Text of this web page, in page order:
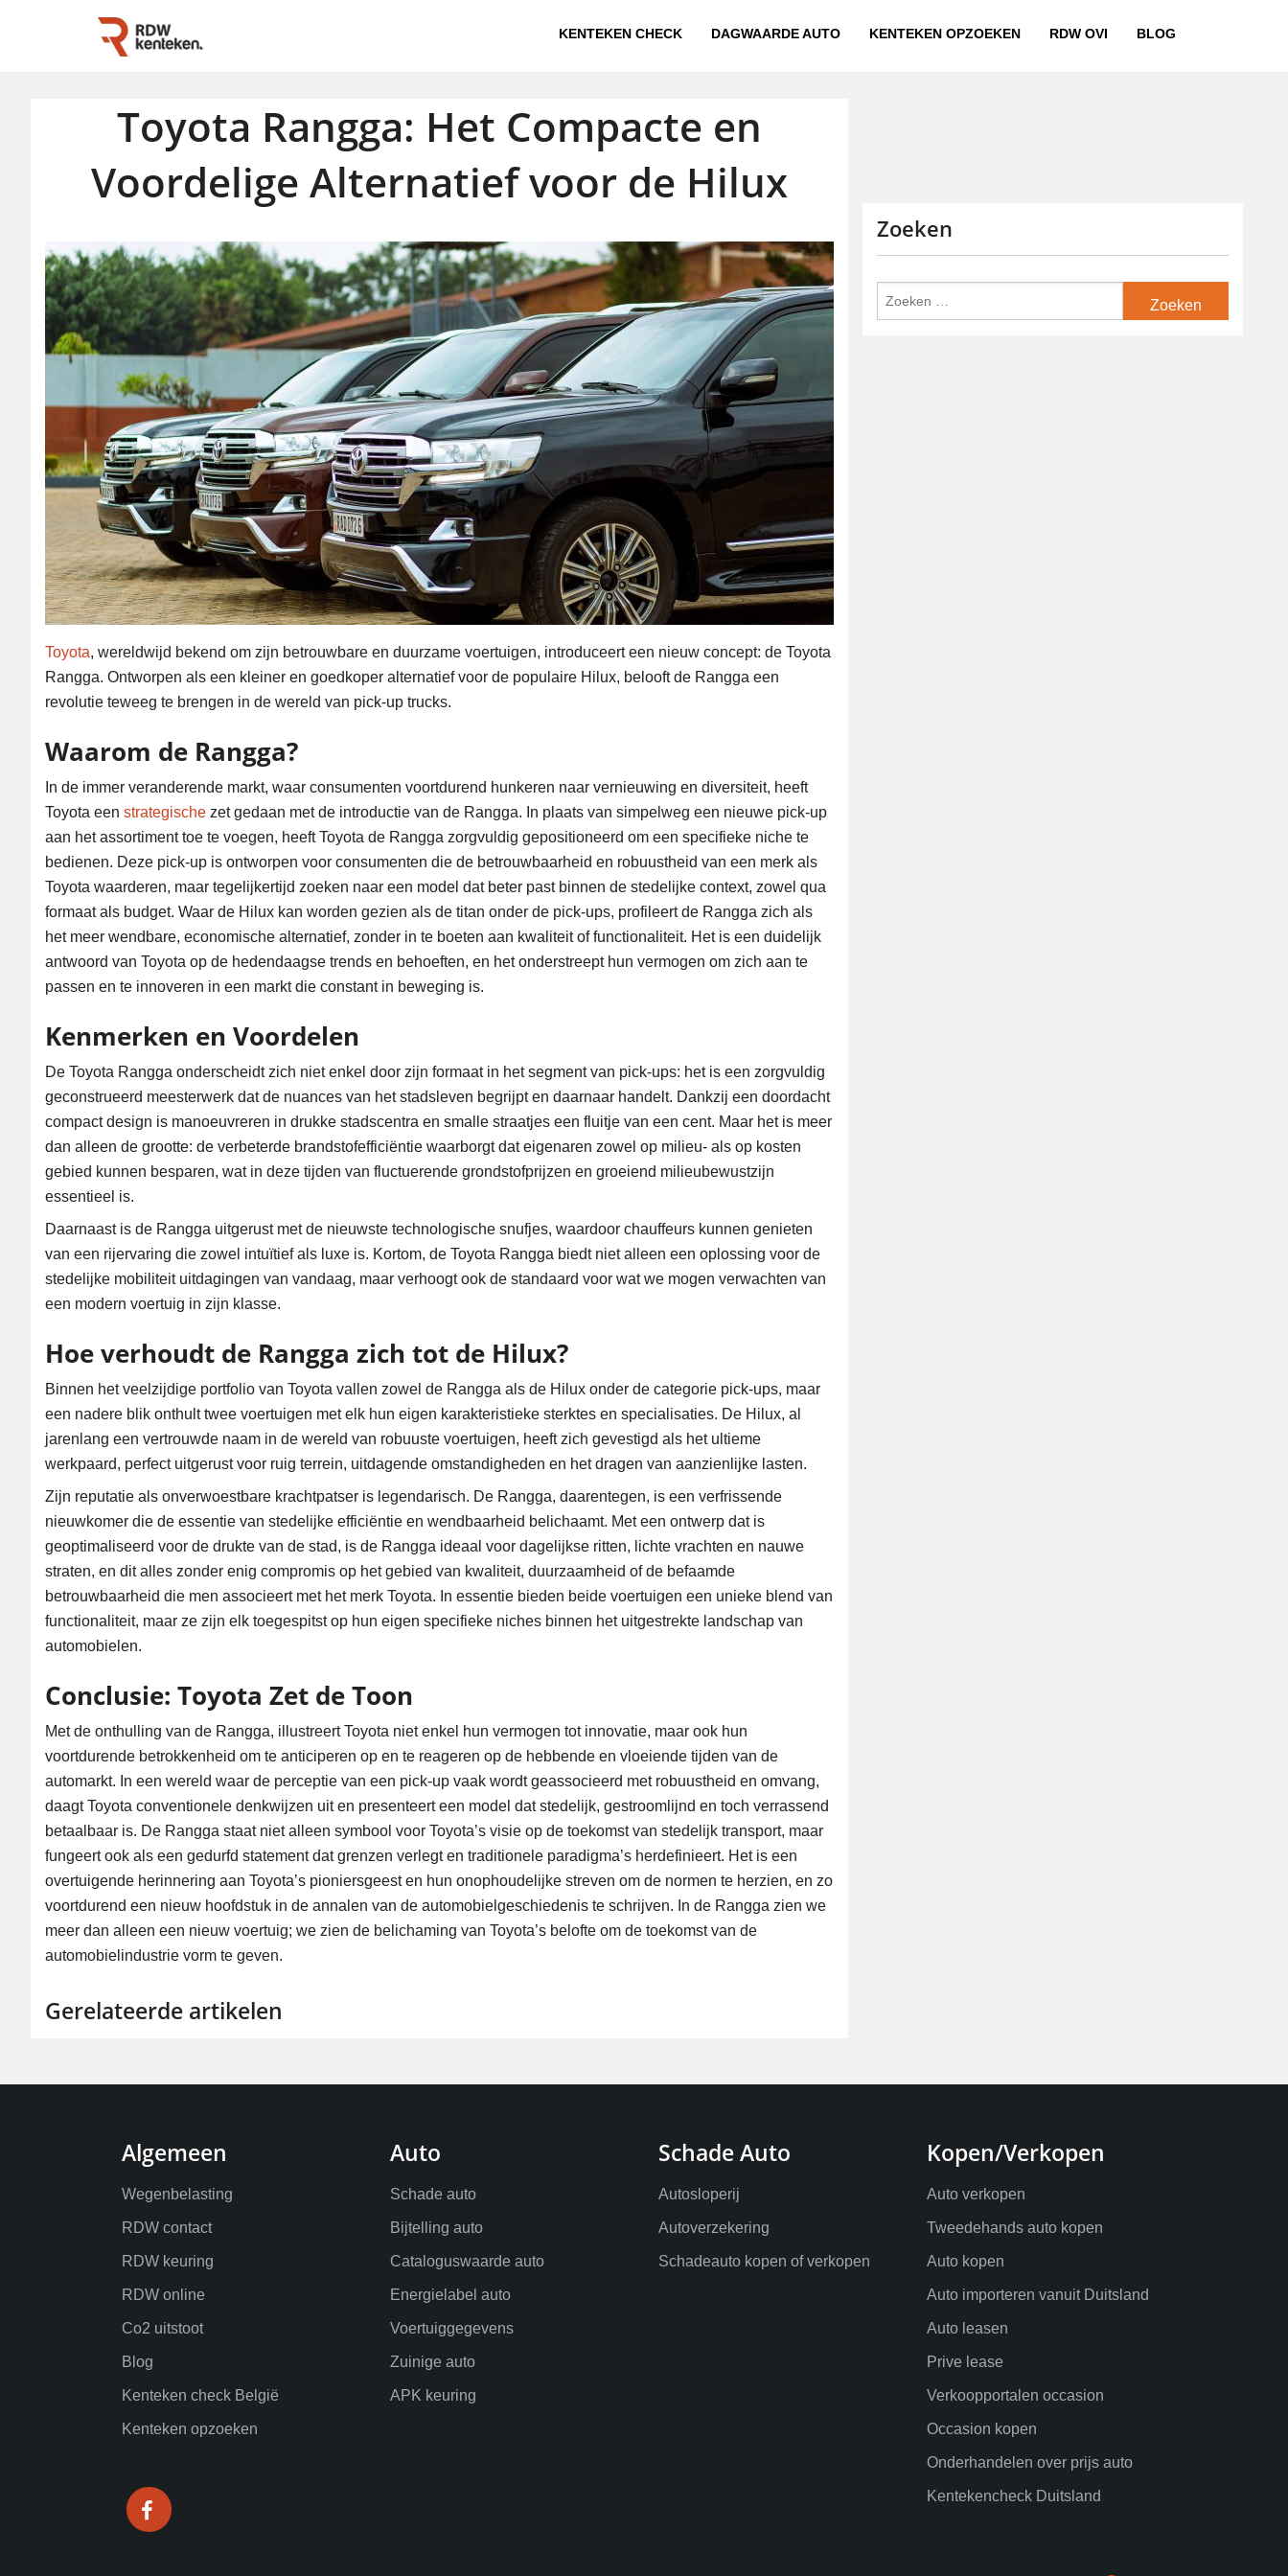
KENTEKEN CHECK DAGWAARDE AUTO KENTEKEN OPZOEKEN RDW OVI BLOG
Toyota Rangga: Het Compacte en
Voordelige Alternatief voor de Hilux
Toyota, wereldwijd bekend om zijn betrouwbare en duurzame voertuigen, introduceert een nieuw concept: de Toyota
Rangga. Ontworpen als een kleiner en goedkoper alternatief voor de populaire Hilux, belooft de Rangga een
revolutie teweeg te brengen in de wereld van pick-up trucks.
Waarom de Rangga?
In de immer veranderende markt, waar consumenten voortdurend hunkeren naar vernieuwing en diversiteit, heeft
Toyota een strategische zet gedaan met de introductie van de Rangga. In plaats van simpelweg een nieuwe pick-up
aan het assortiment toe te voegen, heeft Toyota de Rangga zorgvuldig gepositioneerd om een specifieke niche te
bedienen. Deze pick-up is ontworpen voor consumenten die de betrouwbaarheid en robuustheid van een merk als
Toyota waarderen, maar tegelijkertijd zoeken naar een model dat beter past binnen de stedelijke context, zowel qua
formaat als budget. Waar de Hilux kan worden gezien als de titan onder de pick-ups, profileert de Rangga zich als
het meer wendbare, economische alternatief, zonder in te boeten aan kwaliteit of functionaliteit. Het is een duidelijk
antwoord van Toyota op de hedendaagse trends en behoeften, en het onderstreept hun vermogen om zich aan te
passen en te innoveren in een markt die constant in beweging is.
Kenmerken en Voordelen
De Toyota Rangga onderscheidt zich niet enkel door zijn formaat in het segment van pick-ups: het is een zorgvuldig
geconstrueerd meesterwerk dat de nuances van het stadsleven begrijpt en daarnaar handelt. Dankzij een doordacht
compact design is manoeuvreren in drukke stadscentra en smalle straatjes een fluitje van een cent. Maar het is meer
dan alleen de grootte: de verbeterde brandstofefficiëntie waarborgt dat eigenaren zowel op milieu- als op kosten
gebied kunnen besparen, wat in deze tijden van fluctuerende grondstofprijzen en groeiend milieubewustzijn
essentieel is.
Daarnaast is de Rangga uitgerust met de nieuwste technologische snufjes, waardoor chauffeurs kunnen genieten
van een rijervaring die zowel intuïtief als luxe is. Kortom, de Toyota Rangga biedt niet alleen een oplossing voor de
stedelijke mobiliteit uitdagingen van vandaag, maar verhoogt ook de standaard voor wat we mogen verwachten van
een modern voertuig in zijn klasse.
Hoe verhoudt de Rangga zich tot de Hilux?
Binnen het veelzijdige portfolio van Toyota vallen zowel de Rangga als de Hilux onder de categorie pick-ups, maar
een nadere blik onthult twee voertuigen met elk hun eigen karakteristieke sterktes en specialisaties. De Hilux, al
jarenlang een vertrouwde naam in de wereld van robuuste voertuigen, heeft zich gevestigd als het ultieme
werkpaard, perfect uitgerust voor ruig terrein, uitdagende omstandigheden en het dragen van aanzienlijke lasten.
Zijn reputatie als onverwoestbare krachtpatser is legendarisch. De Rangga, daarentegen, is een verfrissende
nieuwkomer die de essentie van stedelijke efficiëntie en wendbaarheid belichaamt. Met een ontwerp dat is
geoptimaliseerd voor de drukte van de stad, is de Rangga ideaal voor dagelijkse ritten, lichte vrachten en nauwe
straten, en dit alles zonder enig compromis op het gebied van kwaliteit, duurzaamheid of de befaamde
betrouwbaarheid die men associeert met het merk Toyota. In essentie bieden beide voertuigen een unieke blend van
functionaliteit, maar ze zijn elk toegespitst op hun eigen specifieke niches binnen het uitgestrekte landschap van
automobielen.
Conclusie: Toyota Zet de Toon
Met de onthulling van de Rangga, illustreert Toyota niet enkel hun vermogen tot innovatie, maar ook hun
voortdurende betrokkenheid om te anticiperen op en te reageren op de hebbende en vloeiende tijden van de
automarkt. In een wereld waar de perceptie van een pick-up vaak wordt geassocieerd met robuustheid en omvang,
daagt Toyota conventionele denkwijzen uit en presenteert een model dat stedelijk, gestroomlijnd en toch verrassend
betaalbaar is. De Rangga staat niet alleen symbool voor Toyota’s visie op de toekomst van stedelijk transport, maar
fungeert ook als een gedurfd statement dat grenzen verlegt en traditionele paradigma’s herdefinieert. Het is een
overtuigende herinnering aan Toyota’s pioniersgeest en hun onophoudelijke streven om de normen te herzien, en zo
voortdurend een nieuw hoofdstuk in de annalen van de automobielgeschiedenis te schrijven. In de Rangga zien we
meer dan alleen een nieuw voertuig; we zien de belichaming van Toyota’s belofte om de toekomst van de
automobielindustrie vorm te geven.
Gerelateerde artikelen
Zoeken
Algemeen
Wegenbelasting
RDW contact
RDW keuring
RDW online
Co2 uitstoot
Blog
Kenteken check België
Kenteken opzoeken
Auto
Schade auto
Bijtelling auto
Cataloguswaarde auto
Energielabel auto
Voertuiggegevens
Zuinige auto
APK keuring
Schade Auto
Autosloperij
Autoverzekering
Schadeauto kopen of verkopen
Kopen/Verkopen
Auto verkopen
Tweedehands auto kopen
Auto kopen
Auto importeren vanuit Duitsland
Auto leasen
Prive lease
Verkoopportalen occasion
Occasion kopen
Onderhandelen over prijs auto
Kentekencheck Duitsland